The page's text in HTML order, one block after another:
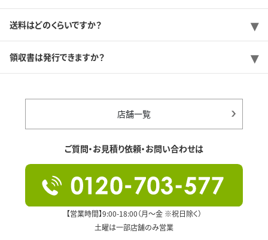
送料はどのくらいですか？
領収書は発行できますか？
店舗一覧
ご質問・お見積り依頼・お問い合わせは
【営業時間】9:00-18:00（月～金 ※祝日除く）
土曜は一部店舗のみ営業